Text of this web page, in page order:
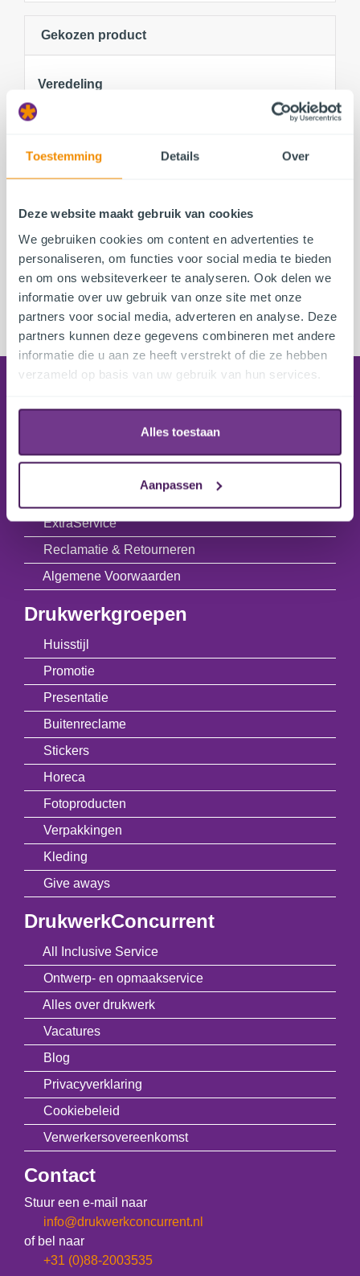
Toestemming Details Over
Deze website maakt gebruik van cookies
We gebruiken cookies om content en advertenties te
personaliseren, om functies voor social media te bieden
en om ons websiteverkeer te analyseren. Ook delen we
informatie over uw gebruik van onze site met onze
partners voor social media, adverteren en analyse. Deze
partners kunnen deze gegevens combineren met andere
informatie die u aan ze heeft verstrekt of die ze hebben
verzameld op basis van uw gebruik van hun services.
Alles toestaan
Aanpassen
Gekozen product
Veredeling
Bestellen
ExtraService
Reclamatie & Retourneren
Algemene Voorwaarden
Drukwerkgroepen
Huisstijl
Promotie
Presentatie
Buitenreclame
Stickers
Horeca
Fotoproducten
Verpakkingen
Kleding
Give aways
DrukwerkConcurrent
All Inclusive Service
Ontwerp- en opmaakservice
Alles over drukwerk
Vacatures
Blog
Privacyverklaring
Cookiebeleid
Verwerkersovereenkomst
Contact
Stuur een e-mail naar
info@drukwerkconcurrent.nl
of bel naar
+31 (0)88-2003535